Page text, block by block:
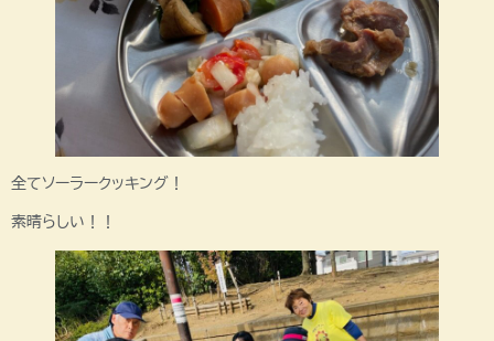
全てソーラークッキング！
素晴らしい！！